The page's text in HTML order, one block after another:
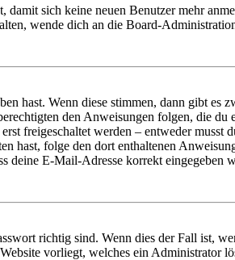
sich keine neuen Benutzer mehr
wende dich an die Board-
hast. Wenn diese stimmen, dann gibt es
den Anweisungen folgen, die
freigeschaltet werden – entweder musst
folge den dort enthaltenen
E-Mail-Adresse korrekt eingegeben
richtig sind. Wenn dies der Fall ist,
vorliegt, welches ein Administrator